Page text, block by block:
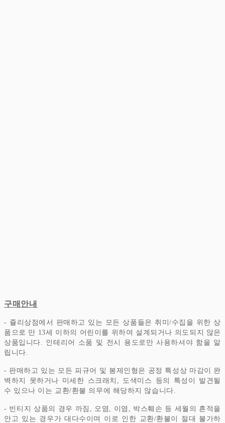
구매안내
- 쥴리상점에서 판매하고 있는 모든 상품들은 취미/수집을 위한 상
품으로 만 13세 이하의 어린이를 위하여 설계되거나 의도되지 않은
상품입니다. 인테리어 소품 및 전시 용도로만 사용하셔야 함을 알
립니다.
- 판매하고 있는 모든 피규어 및 봉제인형은 공정 특성상 마감이 완
벽하지 못하거나 미세한 스크래치, 도색미스 등의 특성이 발견될
수 있으나 이는 교환/환불 의무에 해당하지 않습니다.
- 빈티지 상품의 경우 까짐, 오염, 이염, 박스훼손 등 세월의 흔적을
안고 있는 경우가 대다수이며 이로 인한 교환/환불이 절대 불가하